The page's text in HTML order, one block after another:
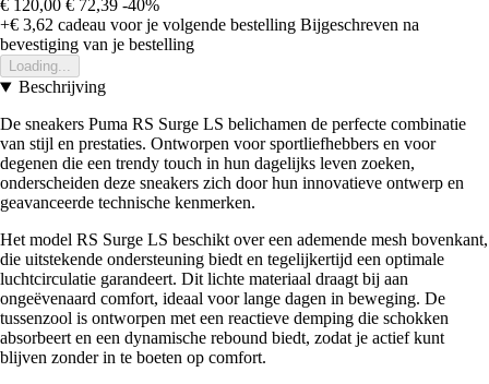
€ 120,00 € 72,39 -40%
+€ 3,62 cadeau voor je volgende bestelling Bijgeschreven na
bevestiging van je bestelling
Loading...
Beschrijving
De sneakers Puma RS Surge LS belichamen de perfecte combinatie
van stijl en prestaties. Ontworpen voor sportliefhebbers en voor
degenen die een trendy touch in hun dagelijks leven zoeken,
onderscheiden deze sneakers zich door hun innovatieve ontwerp en
geavanceerde technische kenmerken.
Het model RS Surge LS beschikt over een ademende mesh bovenkant,
die uitstekende ondersteuning biedt en tegelijkertijd een optimale
luchtcirculatie garandeert. Dit lichte materiaal draagt bij aan
ongeëvenaard comfort, ideaal voor lange dagen in beweging. De
tussenzool is ontworpen met een reactieve demping die schokken
absorbeert en een dynamische rebound biedt, zodat je actief kunt
blijven zonder in te boeten op comfort.